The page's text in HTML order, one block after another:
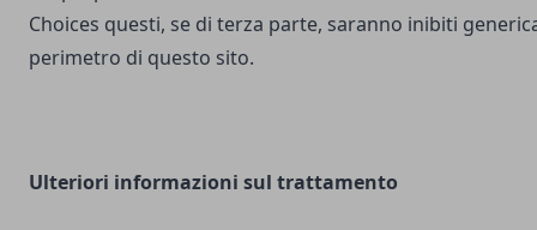
Choices questi, se di terza parte, saranno inibiti
perimetro di questo sito.
Ulteriori informazioni sul trattamento